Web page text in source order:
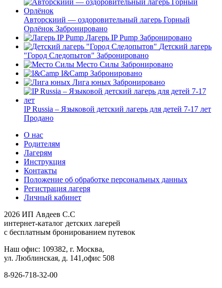
Авторскиий — оздоровительный лагерь Горный
Орлёнок Забронировано
Лагерь IP Pump Забронировано
Детский лагерь
"Город Следопытов" Забронировано
Место Силы Забронировано
I&Camp Забронировано
Лига юных Забронировано
IP Russia – Языковой детский лагерь для детей 7-17 лет
Продано
О нас
Родителям
Лагерям
Инструкция
Контакты
Положение об обработке персональных данных
Регистрация лагеря
Личный кабинет
2026 ИП Авдеев С.С
интернет-каталог детских лагерей
с бесплатным бронированием путевок
Наш офис: 109382, г. Москва,
ул. Люблинская, д. 141,офис 508
8-926-718-32-00